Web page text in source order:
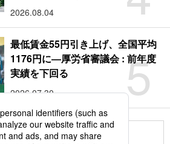
2026.08.04
5
最低賃金55円引き上げ、全国平均
1176円に―厚労省審議会 : 前年度
実績を下回る
2026.07.30
もっと見る